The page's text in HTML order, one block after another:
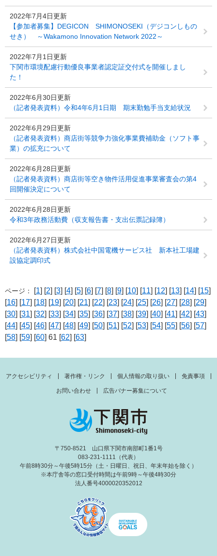
2022年7月4日更新
【参加者募集】DEGICON SHIMONOSEKI（デジコンしもの
せき） ～Wakamono Innovation Network 2022～
2022年7月1日更新
下関市環境配慮行動優良事業者認定証交付式を開催しまし
た！
2022年6月30日更新
（記者発表資料）令和4年6月1日期 期末勤勉手当支給状況
2022年6月29日更新
（記者発表資料）商店街等競争力強化事業費補助金（ソフト事
業）の拡充について
2022年6月28日更新
（記者発表資料）商店街等空き物件活用促進事業審査会の第4
回開催決定について
2022年6月28日更新
令和3年政務活動費（収支報告書・支出伝票記録簿）
2022年6月27日更新
（記者発表資料）株式会社中国電機サービス社 新本社工場建
設協定調印式
ページ： [1] [2] [3] [4] [5] [6] [7] [8] [9] [10] [11] [12] [13] [14] [15]
[16] [17] [18] [19] [20] [21] [22] [23] [24] [25] [26] [27] [28] [29]
[30] [31] [32] [33] [34] [35] [36] [37] [38] [39] [40] [41] [42] [43]
[44] [45] [46] [47] [48] [49] [50] [51] [52] [53] [54] [55] [56] [57]
[58] [59] [60] 61 [62] [63]
アクセシビリティ 著作権・リンク 個人情報の取り扱い 免責事項
お問い合わせ 広告バナー募集について
〒750-8521 山口県下関市南部町1番1号
083-231-1111（代表）
午前8時30分～午後5時15分（土・日曜日、祝日、年末年始を除く）
※本庁舎等の窓口受付時間は午前9時～午後4時30分
法人番号4000020352012